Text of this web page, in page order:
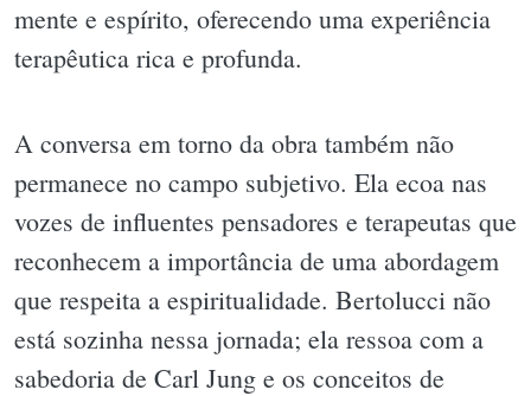
mente e espírito, oferecendo uma experiência
terapêutica rica e profunda.
A conversa em torno da obra também não
permanece no campo subjetivo. Ela ecoa nas
vozes de influentes pensadores e terapeutas que
reconhecem a importância de uma abordagem
que respeita a espiritualidade. Bertolucci não
está sozinha nessa jornada; ela ressoa com a
sabedoria de Carl Jung e os conceitos de